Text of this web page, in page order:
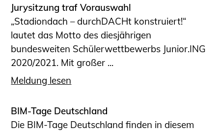
Jurysitzung traf Vorauswahl
„Stadiondach – durchDACHt konstruiert!“
lautet das Motto des diesjährigen
bundesweiten Schülerwettbewerbs Junior.ING
2020/2021. Mit großer ...
Meldung lesen
BIM-Tage Deutschland
Die BIM-Tage Deutschland finden in diesem